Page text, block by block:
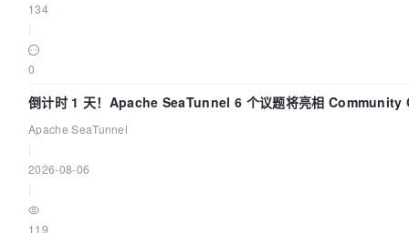
134
0
倒计时 1 天！Apache SeaTunnel 6 个议题将亮相 Community
Code Asia 2026
Apache SeaTunnel
2026-08-06
119